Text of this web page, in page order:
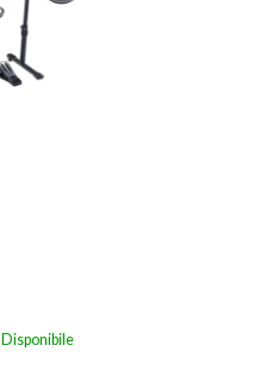
Disponibile